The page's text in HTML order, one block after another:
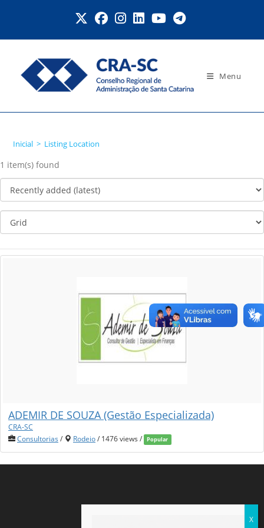
Menu
Inicial > Listing Location
1 item(s) found
ADEMIR DE SOUZA (Gestão Especializada)
CRA-SC
Consultorias / Rodeio/ 1476 views / Popular